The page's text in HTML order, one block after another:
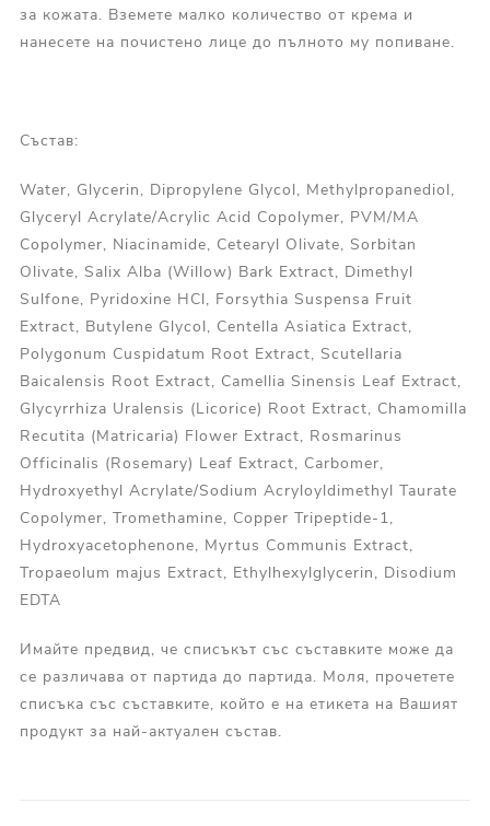
за кожата. Вземете малко количество от крема и
нанесете на почистено лице до пълното му попиване.
Състав:
Water, Glycerin, Dipropylene Glycol, Methylpropanediol,
Glyceryl Acrylate/Acrylic Acid Copolymer, PVM/MA
Copolymer, Niacinamide, Cetearyl Olivate, Sorbitan
Olivate, Salix Alba (Willow) Bark Extract, Dimethyl
Sulfone, Pyridoxine HCl, Forsythia Suspensa Fruit
Extract, Butylene Glycol, Centella Asiatica Extract,
Polygonum Cuspidatum Root Extract, Scutellaria
Baicalensis Root Extract, Camellia Sinensis Leaf Extract,
Glycyrrhiza Uralensis (Licorice) Root Extract, Chamomilla
Recutita (Matricaria) Flower Extract, Rosmarinus
Officinalis (Rosemary) Leaf Extract, Carbomer,
Hydroxyethyl Acrylate/Sodium Acryloyldimethyl Taurate
Copolymer, Tromethamine, Copper Tripeptide-1,
Hydroxyacetophenone, Myrtus Communis Extract,
Tropaeolum majus Extract, Ethylhexylglycerin, Disodium
EDTA
Имайте предвид, че списъкът със съставките може да
се различава от партида до партида. Моля, прочетете
списъка със съставките, който е на етикета на Вашият
продукт за най-актуален състав.